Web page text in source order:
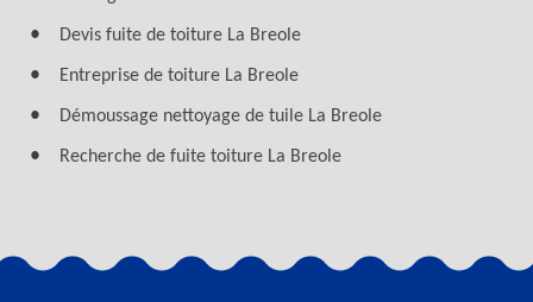
Devis fuite de toiture La Breole
Entreprise de toiture La Breole
Démoussage nettoyage de tuile La Breole
Recherche de fuite toiture La Breole